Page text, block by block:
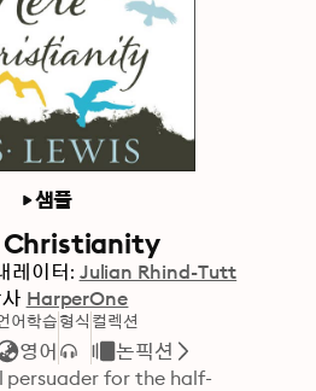
샘플
Christianity
레이터: Julian Rhind-Tutt
HarperOne
어학습
영어
형식 컬렉션
논픽션
persuader for the half-